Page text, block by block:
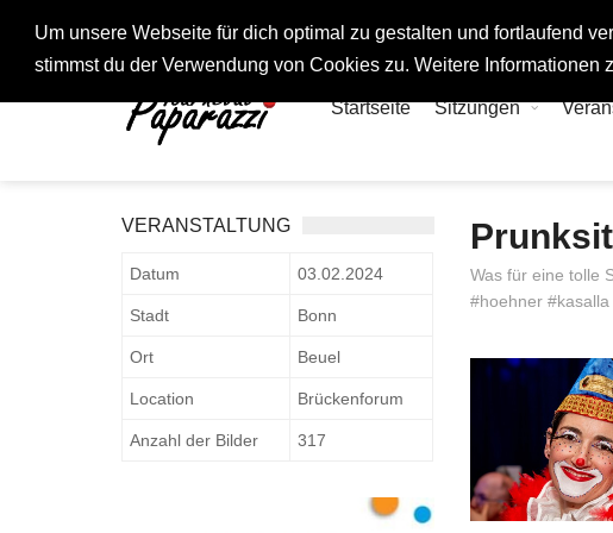
Um unsere Webseite für dich optimal zu gestalten und fortlaufend
stimmst du der Verwendung von Cookies zu. Weitere
Fotos rund um den Fastelovend
Startseite Sitzungen
VERANSTALTUNG
Datum 03.02.2024
Stadt Bonn
Ort Beuel
Location Brückenforum
Anzahl der Bilder 317
Was für eine tolle
#hoehner